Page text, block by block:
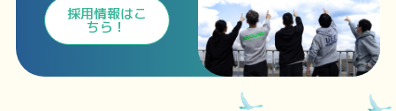
⁩採用情報⁩はこ
ちら！